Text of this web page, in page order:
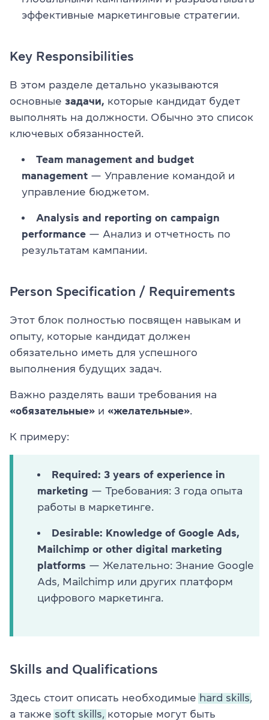
эффективные маркетинговые стратегии.
Key Responsibilities
В этом разделе детально указываются
основные задачи, которые кандидат будет
выполнять на должности. Обычно это список
ключевых обязанностей.
Team management and budget
management — Управление командой и
управление бюджетом.
Analysis and reporting on campaign
performance — Анализ и отчетность по
результатам кампании.
Person Specification / Requirements
Этот блок полностью посвящен навыкам и
опыту, которые кандидат должен
обязательно иметь для успешного
выполнения будущих задач.
Важно разделять ваши требования на
«обязательные» и «желательные».
К примеру:
Required: 3 years of experience in
marketing — Требования: 3 года опыта
работы в маркетинге.
Desirable: Knowledge of Google Ads,
Mailchimp or other digital marketing
platforms — Желательно: Знание Google
Ads, Mailchimp или других платформ
цифрового маркетинга.
Skills and Qualifications
Здесь стоит описать необходимые hard skills,
а также soft skills, которые могут быть